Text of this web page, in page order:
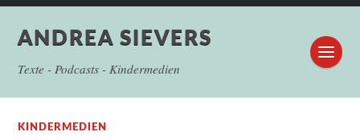
ANDREA SIEVERS
Texte - Podcasts - Kindermedien
KINDERMEDIEN